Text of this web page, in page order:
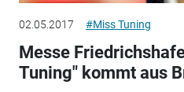
02.05.2017 #Miss Tuning
Messe
Tuning" kommt aus